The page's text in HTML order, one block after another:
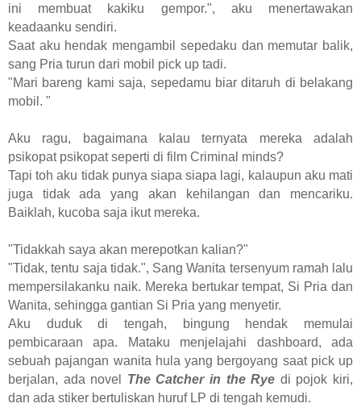
ini membuat kakiku gempor.", aku menertawakan
keadaanku sendiri.
Saat aku hendak mengambil sepedaku dan memutar balik,
sang Pria turun dari mobil pick up tadi.
"Mari bareng kami saja, sepedamu biar ditaruh di belakang
mobil. "
Aku ragu, bagaimana kalau ternyata mereka adalah
psikopat psikopat seperti di film Criminal minds?
Tapi toh aku tidak punya siapa siapa lagi, kalaupun aku mati
juga tidak ada yang akan kehilangan dan mencariku.
Baiklah, kucoba saja ikut mereka.
"Tidakkah saya akan merepotkan kalian?"
"Tidak, tentu saja tidak.", Sang Wanita tersenyum ramah lalu
mempersilakanku naik. Mereka bertukar tempat, Si Pria dan
Wanita, sehingga gantian Si Pria yang menyetir.
Aku duduk di tengah, bingung hendak memulai
pembicaraan apa. Mataku menjelajahi dashboard, ada
sebuah pajangan wanita hula yang bergoyang saat pick up
berjalan, ada novel The Catcher in the Rye di pojok kiri,
dan ada stiker bertuliskan huruf LP di tengah kemudi.